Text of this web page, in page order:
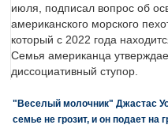
июля, подписал вопрос об
американского морского
который с 2022 года
Семья американца
диссоциативный ступор.
"Веселый молочник" Джастас
семье не грозит, и он подает на